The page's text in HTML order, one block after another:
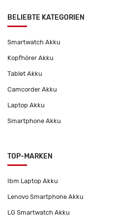
BELIEBTE KATEGORIEN
Smartwatch Akku
Kopfhörer Akku
Tablet Akku
Camcorder Akku
Laptop Akku
Smartphone Akku
TOP-MARKEN
Ibm Laptop Akku
Lenovo Smartphone Akku
LG Smartwatch Akku